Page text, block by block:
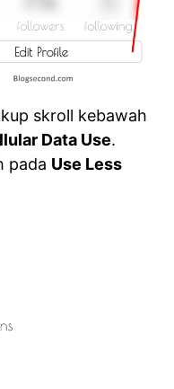
skroll kebawah
Data Use.
pada Use Less